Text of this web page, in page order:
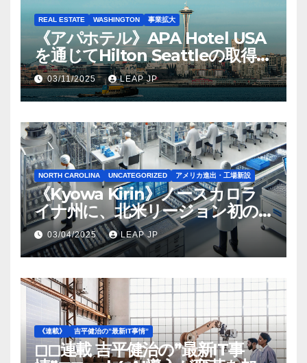
REAL ESTATE WASHINGTON 事業拡大
《アパホテル》APA Hotel USA
を通じてHilton Seattleの取得を
完了
03/11/2025 LEAP JP
NORTH CAROLINA UNCATEGORIZED アメリカ進出・工場新設
《Kyowa Kirin》ノースカロラ
イナ州に、北米リージョン初の
工場建設を決定
03/04/2025 LEAP JP
《連載》 吉平健治の”最新IT事情”
◻︎◻︎連載 吉平健治の”最新IT事